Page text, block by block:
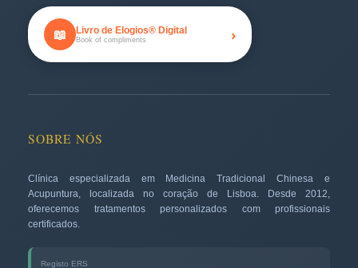
📖 Livro de Elogios® Digital
Book of compliments ›
SOBRE NÓS
Clínica especializada em Medicina Tradicional Chinesa e
Acupuntura, localizada no coração de Lisboa. Desde 2012,
oferecemos tratamentos personalizados com profissionais
certificados.
Registo ERS